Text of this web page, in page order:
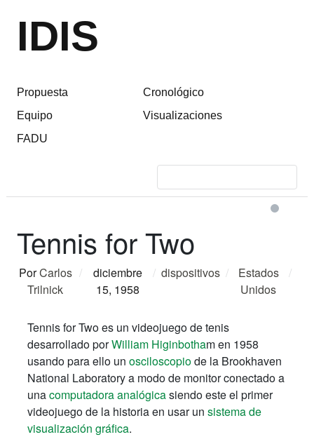
IDIS
Propuesta
Equipo
FADU
Cronológico
Visualizaciones
Tennis for Two
PorCarlos
Trilnick
/
diciembre
15, 1958
/ dispositivos /
Estados
Unidos
/
Tennis for Two es un videojuego de tenis
desarrollado porWilliam Higinbotham en 1958
usando para ello un osciloscopiode la Brookhaven
National Laboratory a modo de monitor conectado a
unacomputadora analógicasiendo este el primer
videojuego de la historia en usar un sistema de
visualización gráfica.